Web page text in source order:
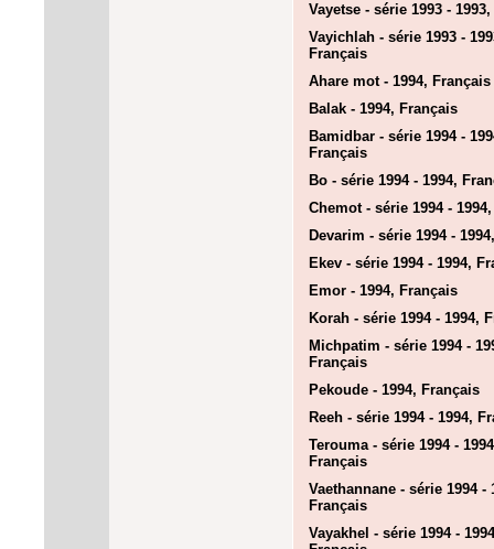
Vayetse - série 1993 -
Vayichlah - série 1993 -
Français
Ahare mot - 1994, Français
Balak - 1994, Français
Bamidbar - série 1994 -
Français
Bo - série 1994 - 1994,
Chemot - série 1994 -
Devarim - série 1994 -
Ekev - série 1994 - 1994,
Emor - 1994, Français
Korah - série 1994 - 1994,
Michpatim - série 1994 -
Français
Pekoude - 1994, Français
Reeh - série 1994 - 1994,
Terouma - série 1994 -
Français
Vaethannane - série 1994 -
Français
Vayakhel - série 1994 -